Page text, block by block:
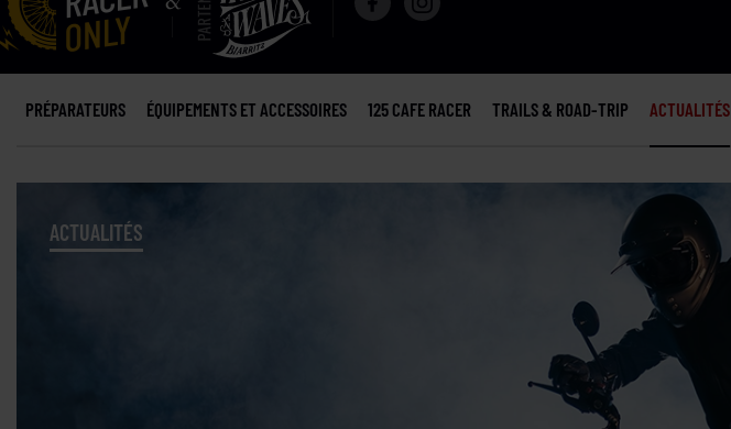
PRÉPARATEURS ÉQUIPEMENTS ET ACCESSOIRES 125 CAFE RACER TRAILS & ROAD-TRIP ACTUALITÉS
ACTUALITÉS